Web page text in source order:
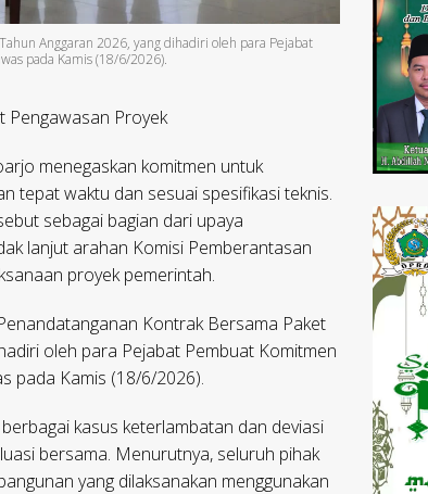
Anggaran 2026, yang dihadiri oleh para Pejabat
pada Kamis (18/6/2026).
Pengawasan Proyek
menegaskan komitmen untuk
tepat waktu dan sesuai spesifikasi teknis.
sebagai bagian dari upaya
lanjut arahan Komisi Pemberantasan
proyek pemerintah.
Kontrak Bersama Paket
oleh para Pejabat Pembuat Komitmen
pada Kamis (18/6/2026).
kasus keterlambatan dan deviasi
bersama. Menurutnya, seluruh pihak
yang dilaksanakan menggunakan